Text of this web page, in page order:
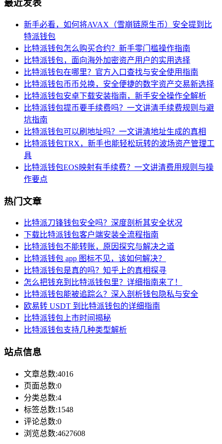
最近发表
新手必看，如何将AVAX（雪崩链原生币）安全提到比
特派钱包
比特派钱包怎么购买合约？新手零门槛操作指南
比特派钱包，面向海外加密资产用户的实用选择
比特派钱包在哪里？官方入口查找与安全使用指南
比特派钱包币币兑换，安全便捷的数字资产交易新选择
比特派钱包安卓下载安装指南，新手安全操作全解析
比特派钱包提币要手续费吗？一文讲清手续费规则与避
坑指南
比特派钱包可以刷地址吗？一文讲清地址生成的真相
比特派钱包TRX，新手也能轻松玩转的波场资产管理工
具
比特派钱包EOS映射有手续费？一文讲清费用规则与操
作要点
热门文章
比特派刀锋钱包安全吗？深度剖析其安全状况
下载比特派钱包客户端安装全流程指南
比特派钱包不能转账，原因探究与解决之道
比特派钱包 app 图标不见，该如何解决？
比特派钱包是真的吗？知乎上的真相探寻
怎么把钱充到比特派钱包里？详细指南来了！
比特派钱包能被追踪么？深入剖析钱包隐私与安全
欧易转 USDT 到比特派钱包的详细指南
比特派钱包上市时间揭秘
比特派钱包支持几种类型解析
站点信息
文章总数:4016
页面总数:0
分类总数:4
标签总数:1548
评论总数:0
浏览总数:4627608